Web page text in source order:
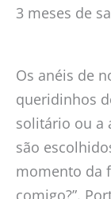
3 meses de
Os anéis de
queridinhos
solitário ou a
são
momento da
comigo?”.